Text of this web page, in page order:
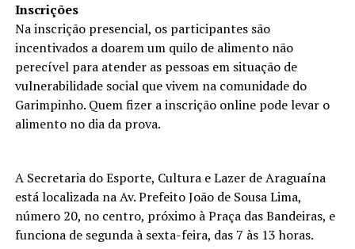
Inscrições
Na inscrição presencial, os participantes são
incentivados a doarem um quilo de alimento não
perecível para atender as pessoas em situação de
vulnerabilidade social que vivem na comunidade do
Garimpinho. Quem fizer a inscrição online pode levar o
alimento no dia da prova.
A Secretaria do Esporte, Cultura e Lazer de Araguaína
está localizada na Av. Prefeito João de Sousa Lima,
número 20, no centro, próximo à Praça das Bandeiras, e
funciona de segunda à sexta-feira, das 7 às 13 horas.